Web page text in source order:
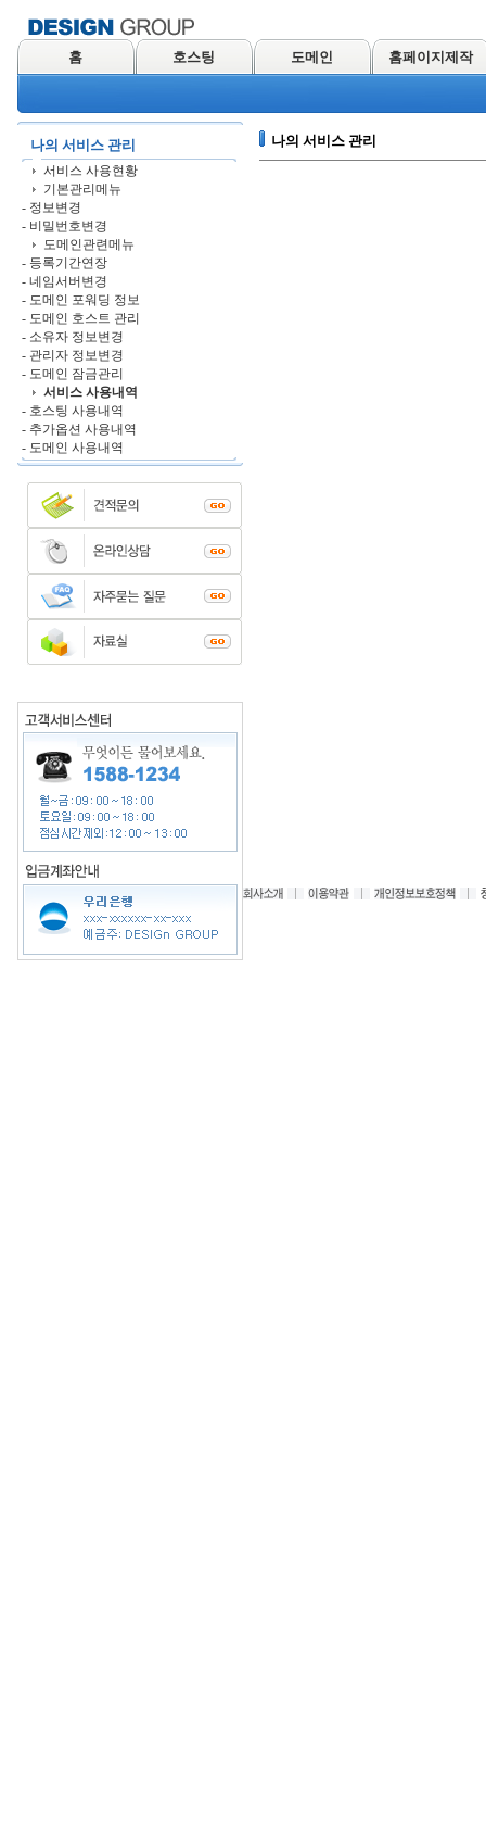
홈 호스팅 도메인 홈페이지제작
나의 서비스 관리
서비스 사용현황
기본관리메뉴
- 정보변경
- 비밀번호변경
도메인관련메뉴
- 등록기간연장
- 네임서버변경
- 도메인 포워딩 정보
- 도메인 호스트 관리
- 소유자 정보변경
- 관리자 정보변경
- 도메인 잠금관리
서비스 사용내역
- 호스팅 사용내역
- 추가옵션 사용내역
- 도메인 사용내역
나의 서비스 관리